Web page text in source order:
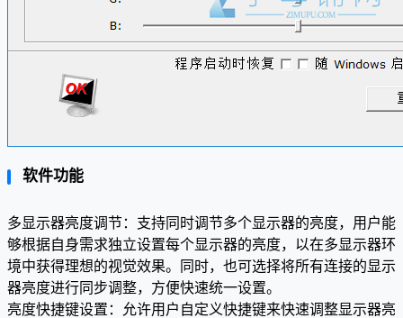
软件功能
多显示器亮度调节：支持同时调节多个显示器的亮度，用户能
够根据自身需求独立设置每个显示器的亮度，以在多显示器环
境中获得理想的视觉效果。同时，也可选择将所有连接的显示
器亮度进行同步调整，方便快速统一设置。
亮度快捷键设置：允许用户自定义快捷键来快速调整显示器亮